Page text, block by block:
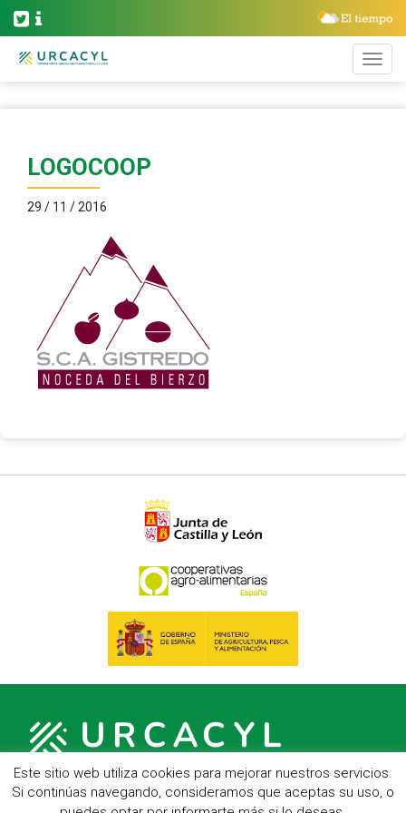
LOGOCOOP
29 / 11 / 2016
Este sitio web utiliza cookies para mejorar nuestros servicios.
Si continúas navegando, consideramos que aceptas su uso, o